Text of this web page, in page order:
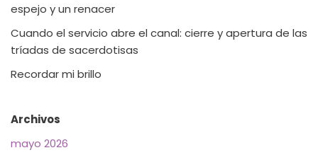
espejo y un renacer
Cuando el servicio abre el canal: cierre y apertura de las
tríadas de sacerdotisas
Recordar mi brillo
Archivos
mayo 2026